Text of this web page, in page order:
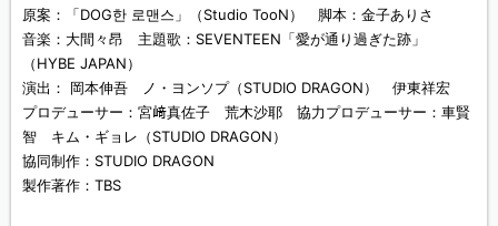
原案：「DOG한 로맨스」（Studio TooN） 脚本：金子ありさ
音楽：大間々昂 主題歌：SEVENTEEN「愛が通り過ぎた跡」
（HYBE JAPAN）
演出： 岡本伸吾 ノ・ヨンソプ（STUDIO DRAGON） 伊東祥宏
プロデューサー：宮﨑真佐子 荒木沙耶 協力プロデューサー：車賢
智 キム・ギョレ（STUDIO DRAGON）
協同制作：STUDIO DRAGON
製作著作：TBS